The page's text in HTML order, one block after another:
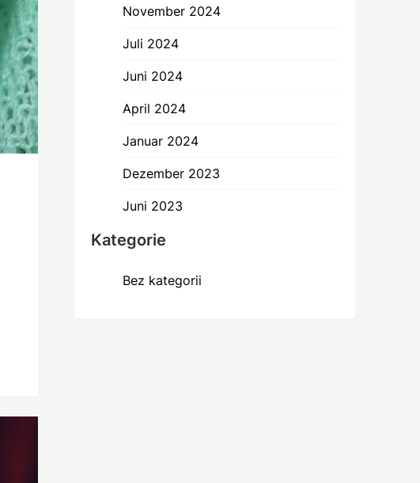
November 2024
Juli 2024
Juni 2024
April 2024
Januar 2024
Dezember 2023
Juni 2023
Kategorie
Bez kategorii